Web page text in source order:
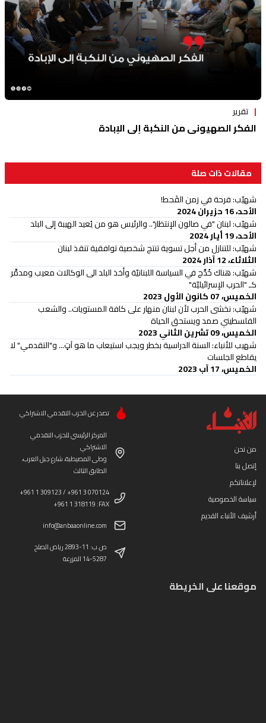
تقرير
الفكر الصهيوني من النكبة إلى الإبادة
مقالات ذات صلة
شهيّب: فرحة في زمن القَحط!
الأحد، 16 حزيران 2024
شهيّب: لبنان "في صالون الإنتظار".. والرئيس هو من يُعيد الهيبة إلى البلد
الأحد، 19 أيار 2024
شهيّب: للتنازل من أجل تسوية تنتج شخصية توافقية تنقذ لبنان
الثلاثاء، 12 آذار 2024
شهيّب: هناك خُدَّج في السياسة اللبنانيّة وأخذ البلد الى الوكالات معيب ومدمِّر
كـ "الحرب الإسرائيليّة"
الخميس، 07 كانون الأول 2023
شهيّب: نخشى الحرب لأن لبنان منهار على كافة المستويات.. والشعب
الفلسطيني صمد ويستحق الحياة
الخميس، 09 تشرين الثاني 2023
شهيب للأنباء: السنة الدراسية بخطر ويجب استيعاب ما هو آتٍ... و"التقدمي" لا
يقاطع الجلسات
الخميس، 17 آب 2023
من نحن
إتصل بنا
لإعلاناتكم
سياسة الخصوصية
أرشيف الأنباء القديم
تصدر عن الحزب التقدمي الاشتراكي
المركز الرئيسي للحزب التقدمي
الاشتراكي
وطى المصيطبة، شارع جبل العرب،
الطابق الثالث
+961 1 309123 / +961 3 070124
+961 1 318119 :FAX
info@anbaaonline.com
ص.ب: 11-2893 رياض الصلح
14-5287 المزرعة
موقعنا على الخريطة